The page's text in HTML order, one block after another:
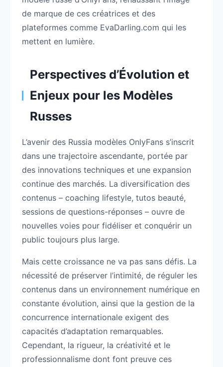
de marque de ces créatrices et des
plateformes comme EvaDarling.com qui les
mettent en lumière.
Perspectives d’Évolution et
Enjeux pour les Modèles
Russes
L’avenir des Russia modèles OnlyFans s’inscrit
dans une trajectoire ascendante, portée par
des innovations techniques et une expansion
continue des marchés. La diversification des
contenus – coaching lifestyle, tutos beauté,
sessions de questions-réponses – ouvre de
nouvelles voies pour fidéliser et conquérir un
public toujours plus large.
Mais cette croissance ne va pas sans défis. La
nécessité de préserver l’intimité, de réguler les
contenus dans un environnement numérique en
constante évolution, ainsi que la gestion de la
concurrence internationale exigent des
capacités d’adaptation remarquables.
Cependant, la rigueur, la créativité et le
professionnalisme dont font preuve ces